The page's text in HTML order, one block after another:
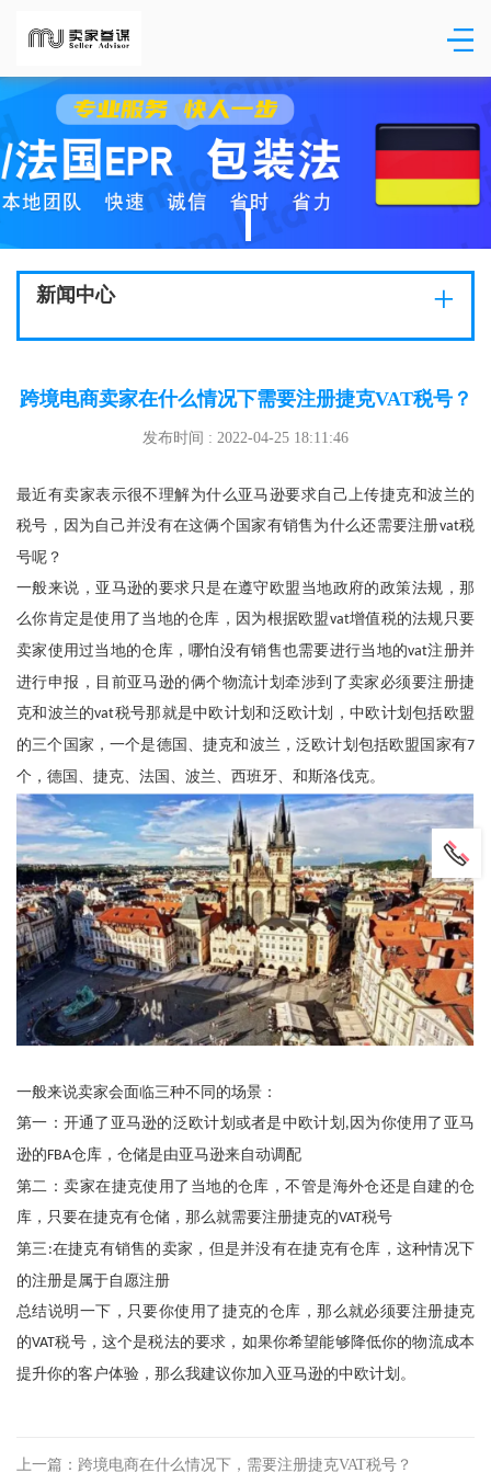
新闻中心 +
跨境电商卖家在什么情况下需要注册捷克VAT税号？
发布时间 : 2022-04-25 18:11:46
最近有卖家表示很不理解为什么亚马逊要求自己上传捷克和波兰的
税号，因为自己并没有在这俩个国家有销售为什么还需要注册vat税
号呢？
一般来说，亚马逊的要求只是在遵守欧盟当地政府的政策法规，那
么你肯定是使用了当地的仓库，因为根据欧盟vat增值税的法规只要
卖家使用过当地的仓库，哪怕没有销售也需要进行当地的vat注册并
进行申报，目前亚马逊的俩个物流计划牵涉到了卖家必须要注册捷
克和波兰的vat税号那就是中欧计划和泛欧计划，中欧计划包括欧盟
的三个国家，一个是德国、捷克和波兰，泛欧计划包括欧盟国家有7
个，德国、捷克、法国、波兰、西班牙、和斯洛伐克。
一般来说卖家会面临三种不同的场景：
第一：开通了亚马逊的泛欧计划或者是中欧计划 ,因为你使用了亚马
逊的FBA仓库，仓储是由亚马逊来自动调配
第二：卖家在捷克使用了当地的仓库，不管是海外仓还是自建的仓
库，只要在捷克有仓储，那么就需要注册捷克的VAT税号
第三 :在捷克有销售的卖家，但是并没有在捷克有仓库，这种情况下
的注册是属于自愿注册
总结说明一下，只要你使用了捷克的仓库，那么就必须要注册捷克
的VAT税号，这个是税法的要求，如果你希望能够降低你的物流成本
提升你的客户体验，那么我建议你加入亚马逊的中欧计划。
上一篇：跨境电商在什么情况下，需要注册捷克VAT税号？